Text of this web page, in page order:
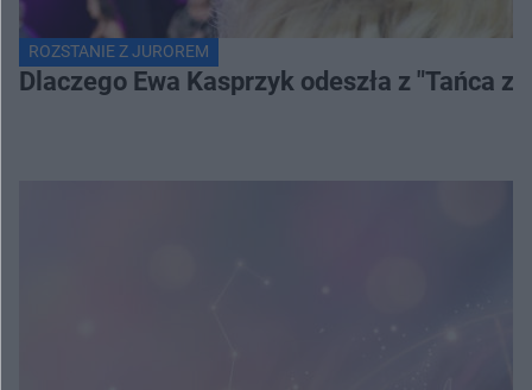
ROZSTANIE Z JUROREM
Dlaczego Ewa Kasprzyk odeszła z "Tańca